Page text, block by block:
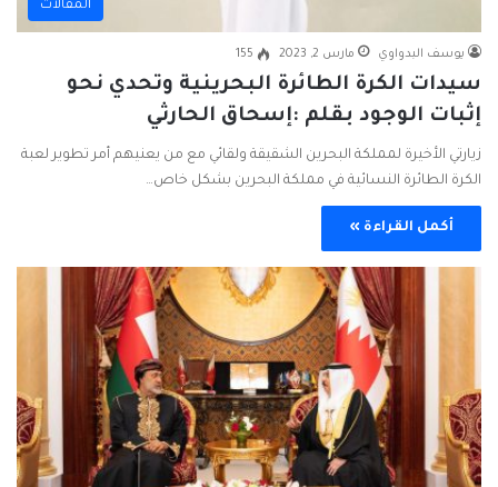
المقالات
يوسف البدواوي مارس 2, 2023 155
سيدات الكرة الطائرة البحرينية وتحدي نحو
إثبات الوجود بقلم :إسحاق الحارثي
زيارتي الأخيرة لمملكة البحرين الشقيقة ولقائي مع من يعنيهم أمر تطوير لعبة
الكرة الطائرة النسائية في مملكة البحرين بشكل خاص…
أكمل القراءة »